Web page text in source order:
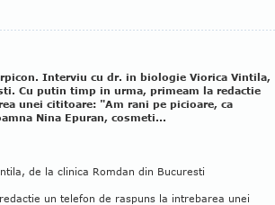
Interviu cu dr. in biologie Viorica Vintila,
Cu putin timp in urma, primeam la redactie
unei cititoare: "Am rani pe picioare, ca
Nina Epuran, cosmeti...
de la clinica Romdan din Bucuresti
un telefon de raspuns la intrebarea unei